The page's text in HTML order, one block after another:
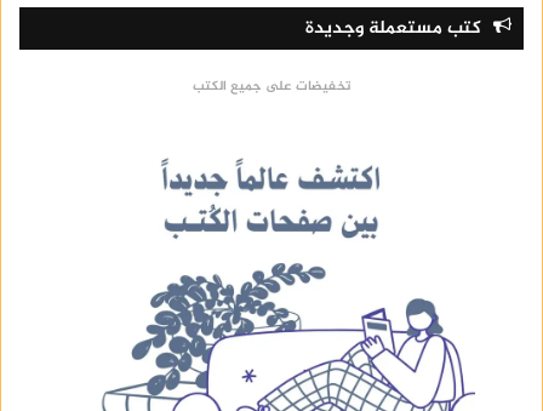
كتب مستعملة وجديدة
تخفيضات على جميع الكتب